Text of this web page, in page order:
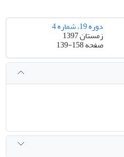
دوره 19، شماره 4
زمستان 1397
صفحه139-158